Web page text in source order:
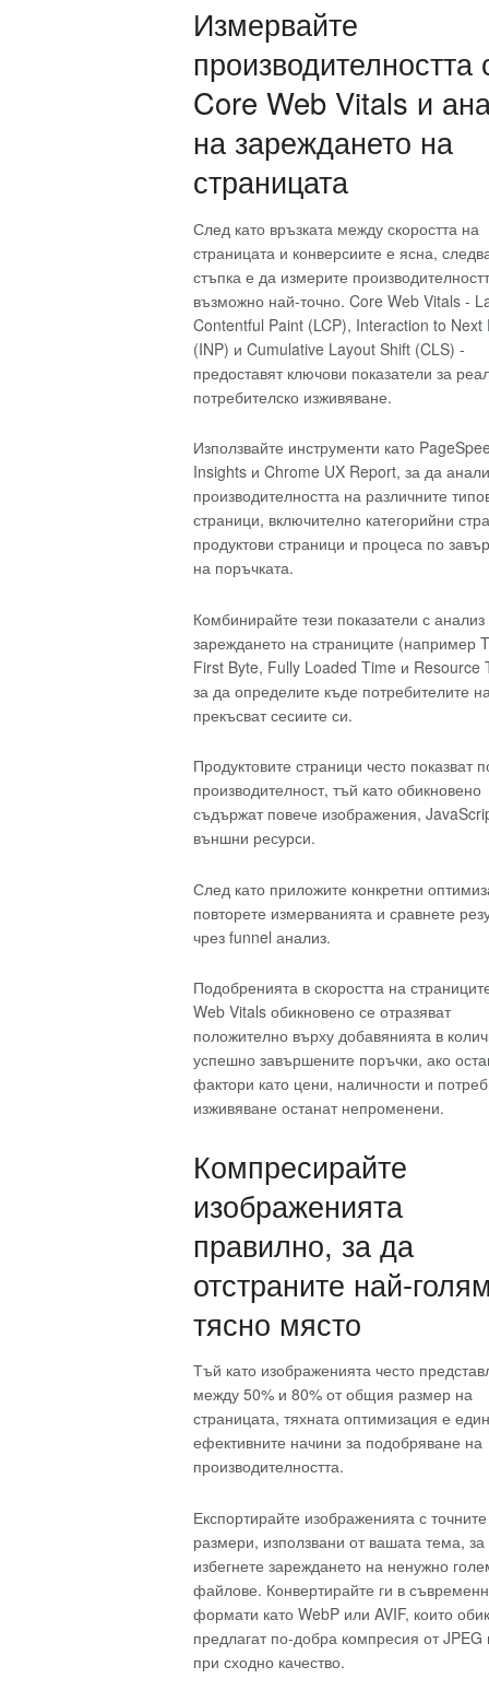
Измервайте
производителността
Core Web Vitals и
на зареждането на
страницата
След като връзката между скоростта на
страницата и конверсиите е ясна,
стъпка е да измерите
възможно най-точно. Core Web Vitals -
Contentful Paint (LCP), Interaction to Next
(INP) и Cumulative Layout Shift (CLS) -
предоставят ключови показатели за
потребителско изживяване.
Използвайте инструменти като
Insights и Chrome UX Report, за да
производителността на различните
страници, включително категорийни
продуктови страници и процеса по
на поръчката.
Комбинирайте тези показатели с
зареждането на страниците (например
First Byte, Fully Loaded Time и Resource
за да определите къде потребителите
прекъсват сесиите си.
Продуктовите страници често показват
производителност, тъй като обикновено
съдържат повече изображения,
външни ресурси.
След като приложите конкретни
повторете измерванията и сравнете
чрез funnel анализ.
Подобренията в скоростта на
Web Vitals обикновено се отразяват
положително върху добавянията в
успешно завършените поръчки, ако
фактори като цени, наличности и
изживяване останат непроменени.
Компресирайте
изображенията
правилно, за да
отстраните най-
тясно място
Тъй като изображенията често
между 50% и 80% от общия размер на
страницата, тяхната оптимизация е
ефективните начини за подобряване на
производителността.
Експортирайте изображенията с точните
размери, използвани от вашата тема,
избегнете зареждането на ненужно
файлове. Конвертирайте ги в
формати като WebP или AVIF, които
предлагат по-добра компресия от JPEG
при сходно качество.